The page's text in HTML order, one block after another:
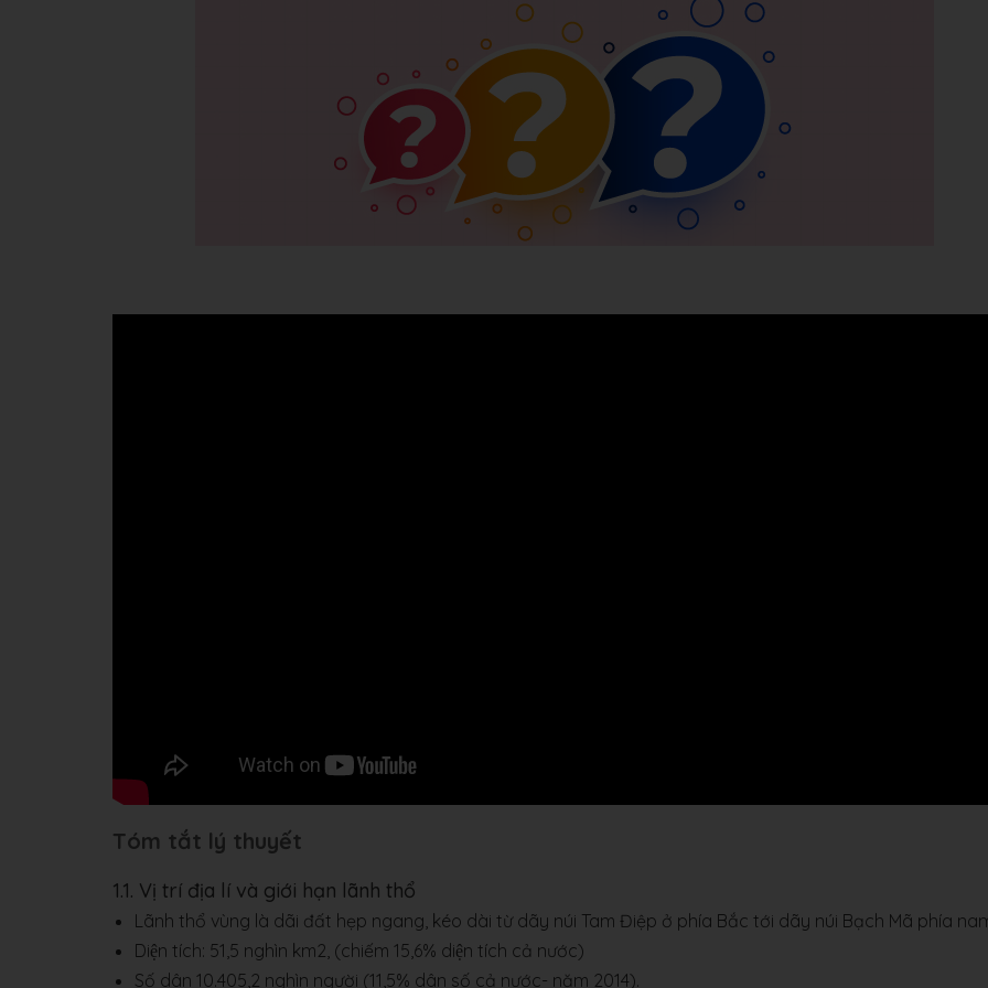
Tóm tắt lý thuyết
1.1. Vị trí địa lí và giới hạn lãnh thổ
Lãnh thổ vùng là dãi đất hẹp ngang, kéo dài từ dãy núi Tam Điệp ở phía Bắc tới dãy núi Bạch Mã phía
Diện tích: 51,5 nghìn km2, (chiếm 15,6% diện tích cả nước)
Số dân 10.405,2 nghìn người (11,5% dân số cả nước- năm 2014).